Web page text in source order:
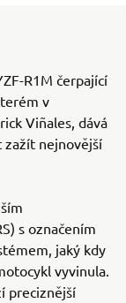
R1M čerpající
v
Viñales, dává
nejnovější
s označením
jaký kdy
vyvinula.
preciznější